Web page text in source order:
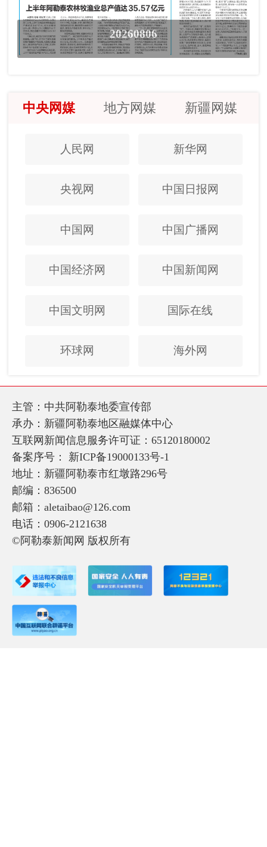
20260806
中央网媒 地方网媒 新疆网媒
人民网 新华网
央视网 中国日报网
中国网 中国广播网
中国经济网 中国新闻网
中国文明网 国际在线
环球网 海外网
主管：中共阿勒泰地委宣传部
承办：新疆阿勒泰地区融媒体中心
互联网新闻信息服务许可证：65120180002
备案序号： 新ICP备19000133号-1
地址：新疆阿勒泰市红墩路296号
邮编：836500
邮箱：aletaibao@126.com
电话：0906-2121638
©阿勒泰新闻网 版权所有